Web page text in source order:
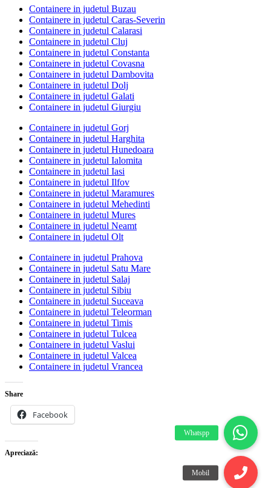
Containere in judetul Buzau
Containere in judetul Caras-Severin
Containere in judetul Calarasi
Containere in judetul Cluj
Containere in judetul Constanta
Containere in judetul Covasna
Containere in judetul Dambovita
Containere in judetul Dolj
Containere in judetul Galati
Containere in judetul Giurgiu
Containere in judetul Gorj
Containere in judetul Harghita
Containere in judetul Hunedoara
Containere in judetul Ialomita
Containere in judetul Iasi
Containere in judetul Ilfov
Containere in judetul Maramures
Containere in judetul Mehedinti
Containere in judetul Mures
Containere in judetul Neamt
Containere in judetul Olt
Containere in judetul Prahova
Containere in judetul Satu Mare
Containere in judetul Salaj
Containere in judetul Sibiu
Containere in judetul Suceava
Containere in judetul Teleorman
Containere in judetul Timis
Containere in judetul Tulcea
Containere in judetul Vaslui
Containere in judetul Valcea
Containere in judetul Vrancea
Share
Facebook
Apreciază: